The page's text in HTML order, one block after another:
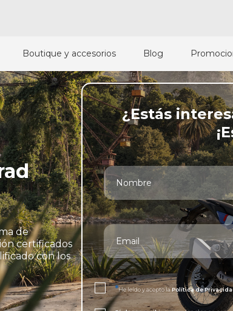
Boutique y accesorios Blog
de
certificados
con los
¿Estás
*He leído y acepto laPolítica de